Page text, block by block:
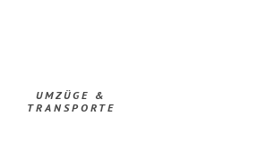
UMZÜGE &
TRANSPORTE